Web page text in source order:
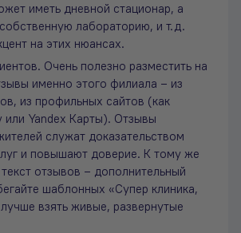
иметь дневной стационар, а
лабораторию, и т.д.
на этих нюансах.
Очень полезно разместить на
именно этого филиала – из
из профильных сайтов (как
или Yandex Карты). Отзывы
служат доказательством
и повышают доверие. К тому же
отзывов – дополнительный
шаблонных «Супер клиника,
взять живые, развернутые